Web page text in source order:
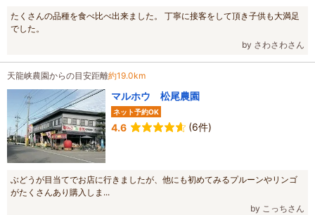
たくさんの品種を食べ比べ出来ました。 丁寧に接客をして頂き子供も大満足
でした。
by さわさわさん
天龍峡農園からの目安距離約19.0km
マルホウ 松尾農園
ネット予約OK
4.6 (6件)
ぶどうが目当てでお店に行きましたが、他にも初めてみるプルーンやリンゴ
がたくさんあり購入しま...
by こっちさん